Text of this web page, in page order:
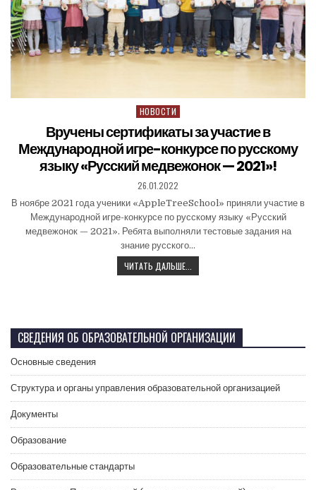
НОВОСТИ
Вручены сертификаты за участие в
Международной игре-конкурсе по русскому
языку «Русский медвежонок — 2021»!
26.01.2022
В ноябре 2021 года ученики «AppleTreeSchool» приняли участие в
Международной игре-конкурсе по русскому языку «Русский
медвежонок — 2021». Ребята выполняли тестовые задания на
знание русского…
ЧИТАТЬ ДАЛЬШЕ...
СВЕДЕНИЯ ОБ ОБРАЗОВАТЕЛЬНОЙ ОРГАНИЗАЦИИ
Основные сведения
Структура и органы управления образовательной организацией
Документы
Образование
Образовательные стандарты